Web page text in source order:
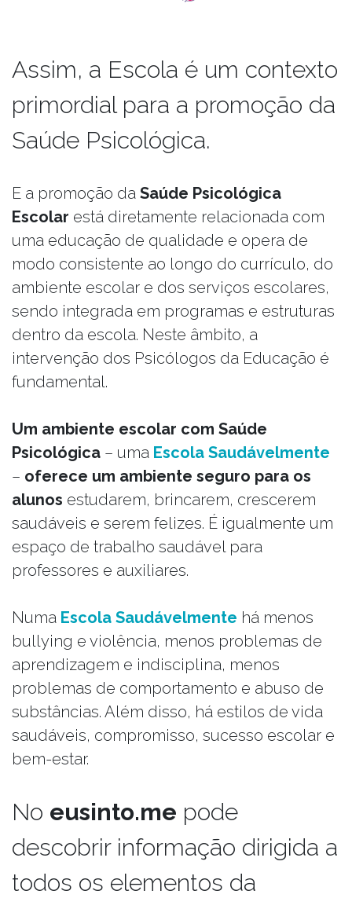
Assim, a Escola é um contexto
primordial para a promoção da
Saúde Psicológica.
E a promoção da Saúde Psicológica
Escolar está diretamente relacionada com
uma educação de qualidade e opera de
modo consistente ao longo do currículo, do
ambiente escolar e dos serviços escolares,
sendo integrada em programas e estruturas
dentro da escola. Neste âmbito, a
intervenção dos Psicólogos da Educação é
fundamental.
Um ambiente escolar com Saúde
Psicológica – uma Escola Saudávelmente
– oferece um ambiente seguro para os
alunos estudarem, brincarem, crescerem
saudáveis e serem felizes. É igualmente um
espaço de trabalho saudável para
professores e auxiliares.
Numa Escola Saudávelmente há menos
bullying e violência, menos problemas de
aprendizagem e indisciplina, menos
problemas de comportamento e abuso de
substâncias. Além disso, há estilos de vida
saudáveis, compromisso, sucesso escolar e
bem-estar.
No eusinto.me pode
descobrir informação dirigida a
todos os elementos da